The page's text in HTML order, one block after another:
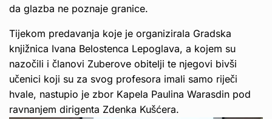
da glazba ne poznaje granice.
Tijekom predavanja koje je organizirala Gradska
knjižnica Ivana Belostenca Lepoglava, a kojem su
nazočili i članovi Zuberove obitelji te njegovi bivši
učenici koji su za svog profesora imali samo riječi
hvale, nastupio je zbor Kapela Paulina Warasdin pod
ravnanjem dirigenta Zdenka Kušćera.